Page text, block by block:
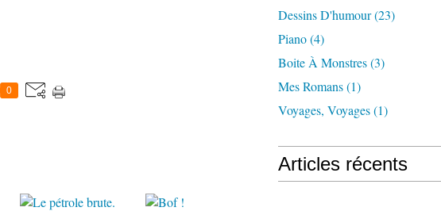
0
Dessins D'humour(23)
Piano(4)
Boite À Monstres(3)
Mes Romans(1)
Voyages, Voyages(1)
Articles récents